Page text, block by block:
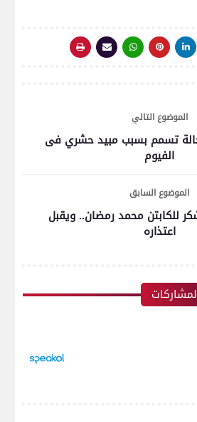
الموضوع التالي
تسمم بسبب مبيد حشري فى
الفيوم
الموضوع السابق
للكابتن محمد رمضان.. ويقبل
اعتذاره